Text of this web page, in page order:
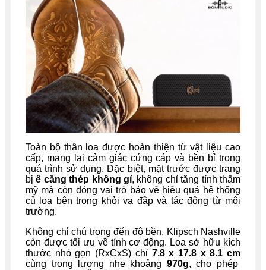
Toàn bộ thân loa được hoàn thiện từ vật liệu cao
cấp, mang lại cảm giác cứng cáp và bền bỉ trong
quá trình sử dụng. Đặc biệt, mặt trước được trang
bịê căng thép không gỉ, không chỉ tăng tính thẩm
mỹ mà còn đóng vai trò bảo vệ hiệu quả hệ thống
củ loa bên trong khỏi va đập và tác động từ môi
trường.
Không chỉ chú trọng đến độ bền, Klipsch Nashville
còn được tối ưu về tính cơ động. Loa sở hữu kích
thước nhỏ gọn (RxCxS) chỉ 7.8 x 17.8 x 8.1 cm
cùng trọng lượng nhẹ khoảng 970g, cho phép